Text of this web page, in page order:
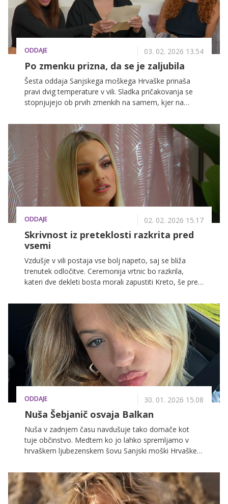
ODDAJE 03. 02. 2026 13.54
Po zmenku prizna, da se je zaljubila
Šesta oddaja Sanjskega moškega Hrvaške prinaša
pravi dvig temperature v vili. Sladka pričakovanja se
stopnjujejo ob prvih zmenkih na samem, kjer na
napredek v odnosih, ki bodo zaznamovali nadaljnje
odločitve.
ODDAJE 02. 02. 2026 15.17
Skrivnost iz preteklosti razkrita pred
vsemi
Vzdušje v vili postaja vse bolj napeto, saj se bliža
trenutek odločitve. Ceremonija vrtnic bo razkrila,
kateri dve dekleti bosta morali zapustiti Kreto, še pred
popravljanje odnosov in preobrat v njihovo korist.
ODDAJE 30. 01. 2026 15.08
Nuša Šebjanič osvaja Balkan
Nuša v zadnjem času navdušuje tako domače kot
tuje občinstvo. Medtem ko jo lahko spremljamo v
hrvaškem ljubezenskem šovu Sanjski moški Hrvaške,
pripravlja na nov izziv. Že v ponedeljek namreč vstopa
v novo sezono Kmetije, kjer se bo podala v boj za
glavno nagrado v višini 50 tisoč evrov.